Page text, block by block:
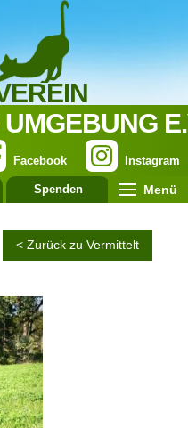
Instagram
Facebook
Spenden Menü
< Zurück zu Vermittelt